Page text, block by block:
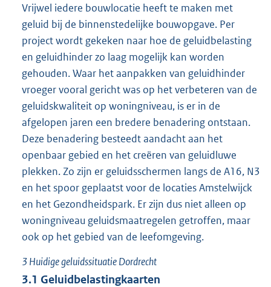
Vrijwel iedere bouwlocatie heeft te maken met
geluid bij de binnenstedelijke bouwopgave. Per
project wordt gekeken naar hoe de geluidbelasting
en geluidhinder zo laag mogelijk kan worden
gehouden. Waar het aanpakken van geluidhinder
vroeger vooral gericht was op het verbeteren van de
geluidskwaliteit op woningniveau, is er in de
afgelopen jaren een bredere benadering ontstaan.
Deze benadering besteedt aandacht aan het
openbaar gebied en het creëren van geluidluwe
plekken. Zo zijn er geluidsschermen langs de A16, N3
en het spoor geplaatst voor de locaties Amstelwijck
en het Gezondheidspark. Er zijn dus niet alleen op
woningniveau geluidsmaatregelen getroffen, maar
ook op het gebied van de leefomgeving.
3Huidige geluidssituatie Dordrecht
3.1 Geluidbelastingkaarten